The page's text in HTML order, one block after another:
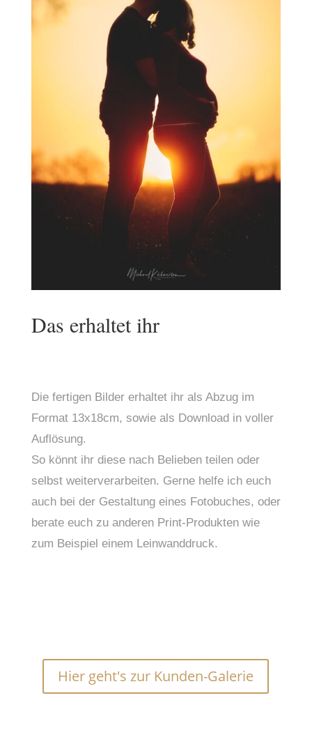
Das erhaltet ihr
Die fertigen Bilder erhaltet ihr als Abzug im
Format 13x18cm, sowie als Download in voller
Auflösung.
So könnt ihr diese nach Belieben teilen oder
selbst weiterverarbeiten. Gerne helfe ich euch
auch bei der Gestaltung eines Fotobuches, oder
berate euch zu anderen Print-Produkten wie
zum Beispiel einem Leinwanddruck.
Hier geht's zur Kunden-Galerie